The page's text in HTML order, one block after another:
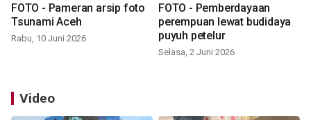
FOTO - Pameran arsip foto
Tsunami Aceh
Rabu, 10 Juni 2026
FOTO - Pemberdayaan
perempuan lewat budidaya
puyuh petelur
Selasa, 2 Juni 2026
Video